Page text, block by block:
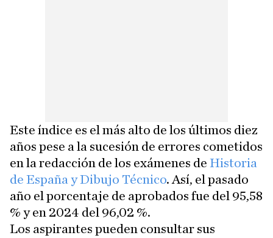
Este índice es el más alto de los últimos diez
años pese a la sucesión de errores cometidos
en la redacción de los exámenes de Historia
de España y Dibujo Técnico. Así, el pasado
año el porcentaje de aprobados fue del 95,58
% y en 2024 del 96,02 %.
Los aspirantes pueden consultar sus